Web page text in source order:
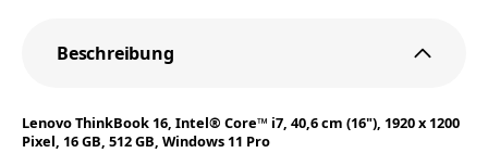
Beschreibung
Lenovo ThinkBook 16, Intel® Core™ i7, 40,6 cm (16"), 1920 x 1200
Pixel, 16 GB, 512 GB, Windows 11 Pro